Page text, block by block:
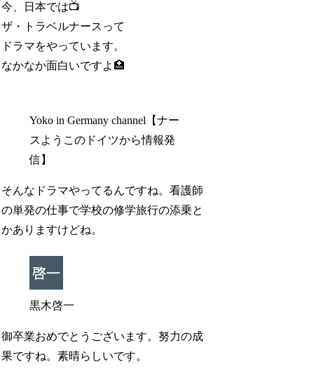
今、日本では📺️
ザ・トラベルナースって
ドラマをやっています。
なかなか面白いですよ🏥
Yoko in Germany channel【ナー
スようこのドイツから情報発
信】
そんなドラマやってるんですね。看護師
の単発の仕事で学校の修学旅行の添乗と
かありますけどね。
黒木啓一
御卒業おめでとうございます。努力の成
果ですね。素晴らしいです。